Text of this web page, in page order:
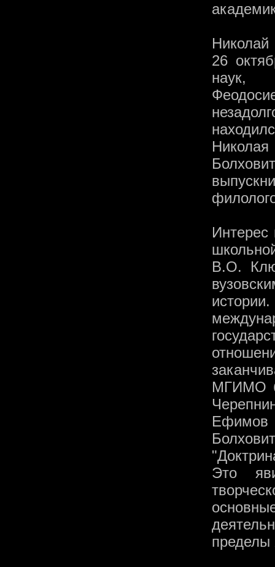
Николай
26
наук,
Интерес
В.О.
МГИМО
Это
пределы